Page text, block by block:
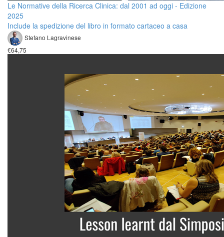
Le Normative della Ricerca Clinica: dal 2001 ad oggi - Edizione
2025
Include la spedizione del libro in formato cartaceo a casa
Stefano Lagravinese
€64,75